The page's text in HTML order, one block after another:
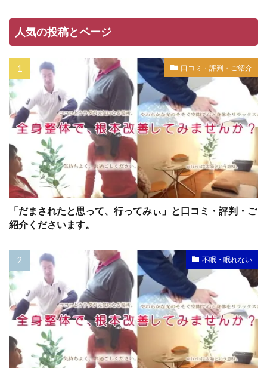
人気の投稿とページ
口コミ・評判・ご紹介
「だまされたと思って、行ってみぃ」と口コミ・評判・ご
紹介くださいます。
不眠・眠れない